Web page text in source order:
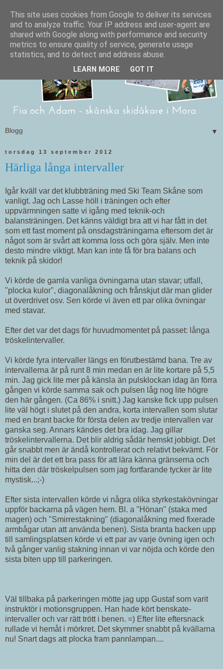
▼
torsdag 13 september 2012
Härliga långa intervaller
Igår kväll var det klubbträning med Ski Team Skåne som
vanligt. Jag och Lasse höll i träningen och efter
uppvärmningen satte vi igång med teknik-och
balansträningen. Det känns väldigt bra att vi har fått in det
som ett fast moment på onsdagsträningarna eftersom det är
något som är svårt att komma loss och göra själv. Men inte
desto mindre viktigt. Man kan inte få för bra balans och
teknik på skidor!
Vi körde de gamla vanliga övningarna utan stavar; utfall,
"plocka kulor", diagonalåkning och frånskjut där man glider
ut överdrivet osv. Sen körde vi även ett par olika övningar
med stavar.
Efter det var det dags för huvudmomentet på passet: långa
tröskelintervaller.
Vi körde fyra intervaller längs en förutbestämd bana. Tre av
intervallerna är på runt 8 min medan en är lite kortare på 5,5
min. Jag gick lite mer på känsla än pulsklockan idag än förra
gången vi körde samma sak och pulsen låg nog lite högre
den här gången. (Ca 86% i snitt.) Jag kanske fick upp pulsen
lite väl högt i slutet på den andra, korta intervallen som slutar
med en brant backe för första delen av tredje intervallen var
ganska seg. Annars kändes det bra idag. Jag gillar
tröskelintervallerna. Det blir aldrig sådär hemskt jobbigt. Det
går snabbt men är ändå kontrollerat och relativt bekvämt. För
min del är det ett bra pass för att lära känna gränserna och
hitta den där tröskelpulsen som jag fortfarande tycker är lite
mystisk...;-)
Efter sista intervallen körde vi några olika styrkestakövningar
uppför backarna på vägen hem. Bl. a "Hönan" (staka med
magen) och "Smirrestakning" (diagonalåkning med fixerade
armbågar utan att använda benen). Sista branta backen upp
till samlingsplatsen körde vi ett par av varje övning igen och
två gånger vanlig stakning innan vi var nöjda och körde den
sista biten upp till parkeringen.
Väl tillbaka på parkeringen mötte jag upp Gustaf som varit
instruktör i motionsgruppen. Han hade kört benskate-
intervaller och var rätt trött i benen. =) Efter lite eftersnack
rullade vi hemåt i mörkret. Det skymmer snabbt på kvällarna
nu! Snart dags att plocka fram pannlampan....
This site uses cookies from Google to deliver its services
and to analyze traffic. Your IP address and user-agent are
shared with Google along with performance and security
metrics to ensure quality of service, generate usage
statistics, and to detect and address abuse.
LEARN MORE GOT IT